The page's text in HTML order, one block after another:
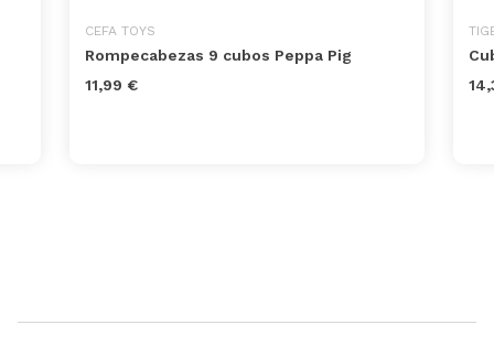
CEFA TOYS
Rompecabezas 9 cubos Peppa Pig
11,99 €